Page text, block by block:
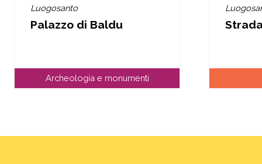
Luogosanto
Palazzo di Baldu
Archeologia e monumenti